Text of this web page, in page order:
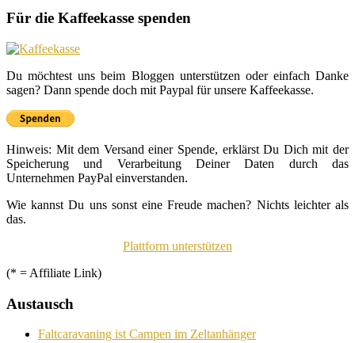
Für die Kaffeekasse spenden
Du möchtest uns beim Bloggen unterstützen oder einfach Danke
sagen? Dann spende doch mit Paypal für unsere Kaffeekasse.
Hinweis: Mit dem Versand einer Spende, erklärst Du Dich mit der
Speicherung und Verarbeitung Deiner Daten durch das
Unternehmen PayPal einverstanden.
Wie kannst Du uns sonst eine Freude machen? Nichts leichter als
das.
Plattform unterstützen
(* = Affiliate Link)
Austausch
Faltcaravaning ist Campen im Zeltanhänger